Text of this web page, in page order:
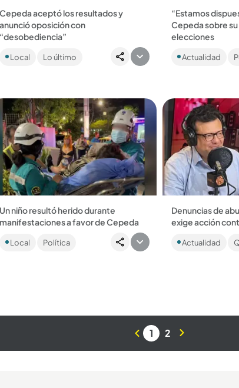
Cepeda aceptó los resultados y
anunció oposición con
“desobediencia”
El excandidato presidencial rechazó lo
que consideró una intervención en las
elecciones por parte del Gobierno de
Local Lo último
“Estamos
Cepeda sobre
elecciones
afirmó que,
“dato” del
Actualidad
Un niño resultó herido durante
manifestaciones a favor de Cepeda
Río, en Medellín; autoridades
Local Política
Denuncias de
exige acción
políticas por
acoso la
Actualidad
1 2